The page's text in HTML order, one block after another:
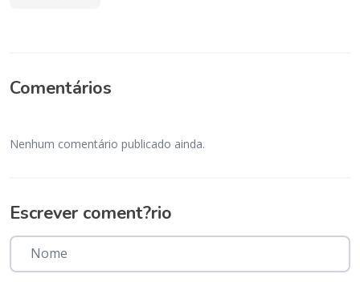
Comentários
Nenhum comentário publicado ainda.
Escrever coment?rio